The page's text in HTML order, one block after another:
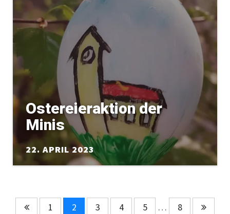
Ostereieraktion der
Minis
22. APRIL 2023
1 2 3 4 5 … 8